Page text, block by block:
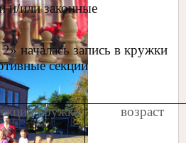
и/или законные
запись в кружки
секции
кружка возраст